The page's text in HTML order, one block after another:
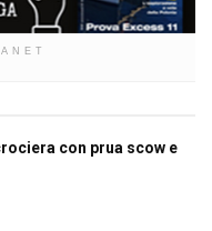
con prua scow e